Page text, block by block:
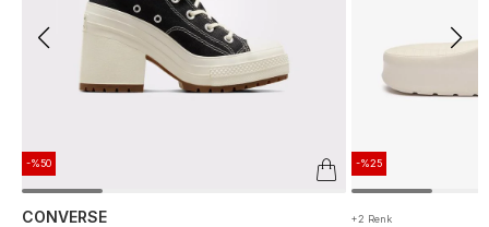
-%50
CONVERSE
-%25
+2 Renk